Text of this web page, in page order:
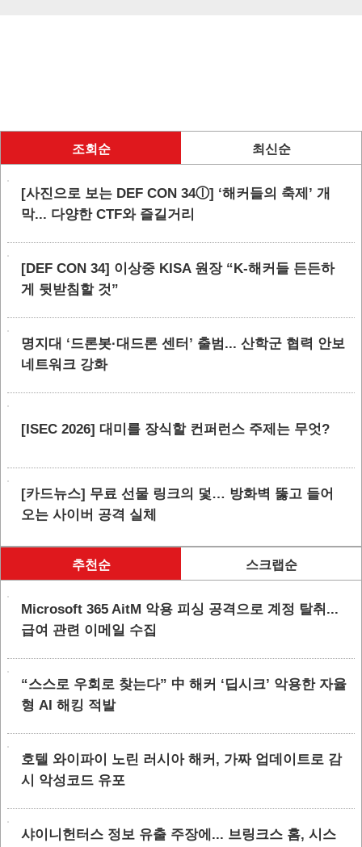
조회순 최신순
[사진으로 보는 DEF CON 34ⓛ] ‘해커들의 축제’ 개
막... 다양한 CTF와 즐길거리
[DEF CON 34] 이상중 KISA 원장 “K-해커들 든든하
게 뒷받침할 것”
명지대 ‘드론봇·대드론 센터’ 출범... 산학군 협력 안보
네트워크 강화
[ISEC 2026] 대미를 장식할 컨퍼런스 주제는 무엇?
[카드뉴스] 무료 선물 링크의 덫… 방화벽 뚫고 들어
오는 사이버 공격 실체
추천순 스크랩순
Microsoft 365 AitM 악용 피싱 공격으로 계정 탈취...
급여 관련 이메일 수집
“스스로 우회로 찾는다” 中 해커 ‘딥시크’ 악용한 자율
형 AI 해킹 적발
호텔 와이파이 노린 러시아 해커, 가짜 업데이트로 감
시 악성코드 유포
샤이니헌터스 정보 유출 주장에... 브링크스 홈, 시스